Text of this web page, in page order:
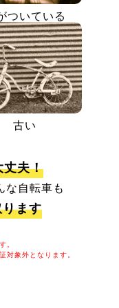
ついている
古い
丈夫！
な自転車も
ます
。
対象外となります。